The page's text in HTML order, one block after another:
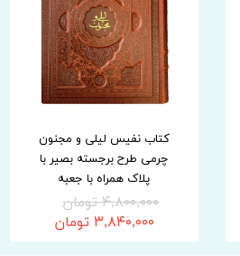
کتاب نفیس لیلی و مجنون
چرمی طرح برجسته بصیر با
پلاک همراه با جعبه
۴,۸۰۰,۰۰۰ تومان
۳,۸۴۰,۰۰۰ تومان